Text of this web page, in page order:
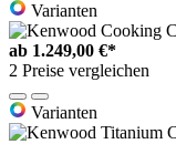
Varianten
ab 1.249,00 €*
2 Preise vergleichen
Varianten